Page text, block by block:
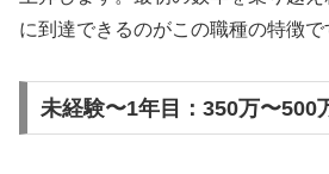
に到達できるのがこの職種の特徴で
未経験〜1年目：350万〜500